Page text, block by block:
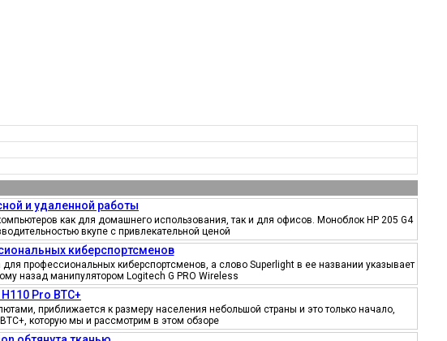
и удаленной работы
как для домашнего использования, так и для офисов. Моноблок HP 205 G4
вкупе с привлекательной ценой
киберспортсменов
профессиональных киберспортсменов, а слово Superlight в ее названии указывает
назад манипулятором Logitech G PRO Wireless
Pro BTC+
приближается к размеру населения небольшой страны и это только начало,
которую мы и рассмотрим в этом обзоре